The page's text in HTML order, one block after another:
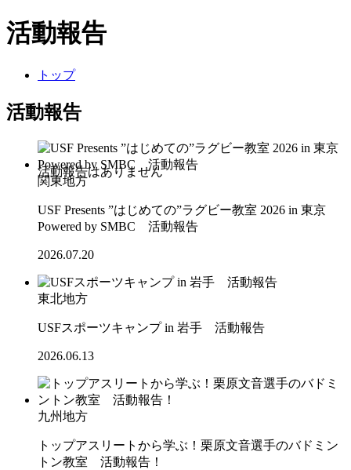
活動報告
トップ
活動報告
関東地方
USF Presents ”はじめての”ラグビー教室 2026 in 東京
Powered by SMBC 活動報告
2026.07.20
東北地方
USFスポーツキャンプ in 岩手 活動報告
2026.06.13
九州地方
トップアスリートから学ぶ！栗原文音選手のバドミン
トン教室 活動報告！